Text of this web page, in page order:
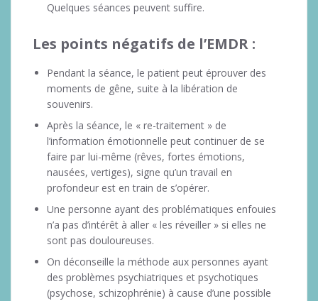
Quelques séances peuvent suffire.
Les points négatifs de l’EMDR :
Pendant la séance, le patient peut éprouver des
moments de gêne, suite à la libération de
souvenirs.
Après la séance, le « re-traitement » de
l’information émotionnelle peut continuer de se
faire par lui-même (rêves, fortes émotions,
nausées, vertiges), signe qu’un travail en
profondeur est en train de s’opérer.
Une personne ayant des problématiques enfouies
n’a pas d’intérêt à aller « les réveiller » si elles ne
sont pas douloureuses.
On déconseille la méthode aux personnes ayant
des problèmes psychiatriques et psychotiques
(psychose, schizophrénie) à cause d’une possible